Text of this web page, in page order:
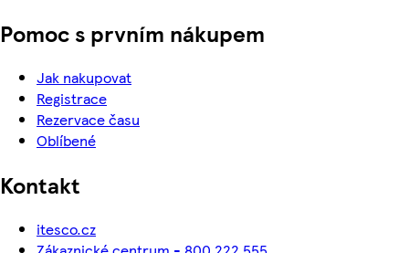
Pomoc s prvním nákupem
Jak nakupovat
Registrace
Rezervace času
Oblíbené
Kontakt
itesco.cz